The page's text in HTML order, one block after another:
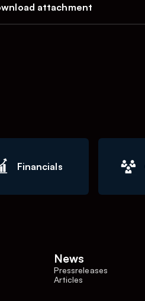
attachment
Financials
News
Pressreleases
Articles